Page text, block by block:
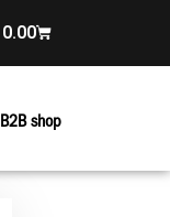
0.00
B2B shop